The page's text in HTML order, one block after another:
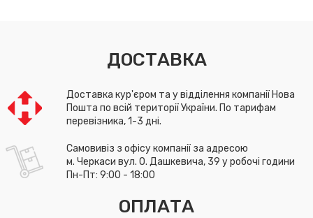
ДОСТАВКА
Доставка кур'єром та у відділення компанії Нова
Пошта по всій території України. По тарифам
перевізника, 1-3 дні.
Самовивіз з офісу компанії за адресою
м. Черкаси вул. О. Дашкевича, 39 у робочі години
Пн-Пт: 9:00 - 18:00
ОПЛАТА